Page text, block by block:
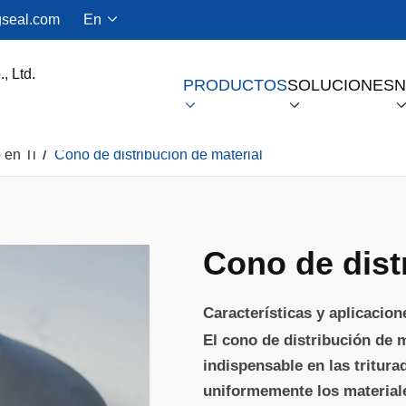
En 
PRODUCTOS

SOLUCIONES
 
en Ti Cono de distribución de material
Cono de
Características y
El cono de distribución de
indispensable en las
uniformemente los